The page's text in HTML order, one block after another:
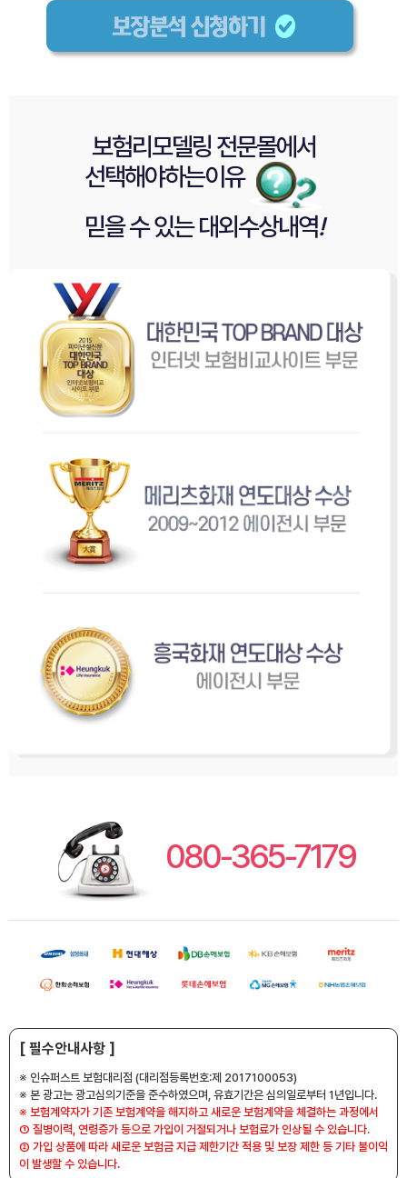
보험리모델링 전문몰에서
선택해야하는이유
믿을 수 있는대외수상내역!
080-365-7179
[ 필수안내사항 ]
※ 인슈퍼스트 보험대리점 (대리점등록번호:제 2017100053)
※ 본 광고는 광고심의기준을 준수하였으며, 유효기간은 심의일로부터 1년입니다.
※ 보험계약자가 기존 보험계약을 해지하고 새로운 보험계약을 체결하는 과정에서
① 질병이력, 연령증가 등으로 가입이 거절되거나 보험료가 인상될 수 있습니다.
② 가입 상품에 따라 새로운 보험금 지급 제한기간 적용 및 보장 제한 등 기타 불이익
이 발생할 수 있습니다.